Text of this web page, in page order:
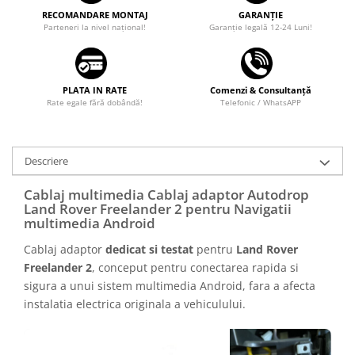
Camere marșarier auto
Camere marșarier universale
Camere Skoda
Camere Mercedes Benz
Camere Audi
Camere BMW
Camere Ford
Camere Opel
RECOMANDARE MONTAJ
Parteneri la nivel național!
GARANȚIE
Garanţie legală 12-24 Luni!
PLATA IN RATE
Rate egale fără dobândă!
Comenzi & Consultanță
Telefonic / WhatsAPP
Descriere
Cablaj multimedia Cablaj adaptor Autodrop
Land Rover Freelander 2 pentru Navigatii
multimedia Android
Cablaj adaptor dedicat si testat pentru Land Rover
Freelander 2, conceput pentru conectarea rapida si
sigura a unui sistem multimedia Android, fara a afecta
instalatia electrica originala a vehiculului.